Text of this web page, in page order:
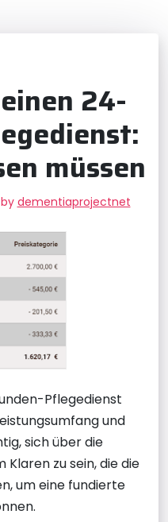
24-
müssen
by dementiaprojectnet
Pflegedienst
und
sich über die
zu sein, die die
um eine fundierte